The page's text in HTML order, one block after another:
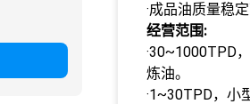
·成品油质量稳
经营范围:
·30~1000TPD
炼油。
·1~30TPD，小